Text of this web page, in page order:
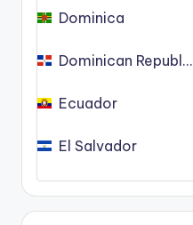
Dominica
Dominican Republic
Ecuador
El Salvador